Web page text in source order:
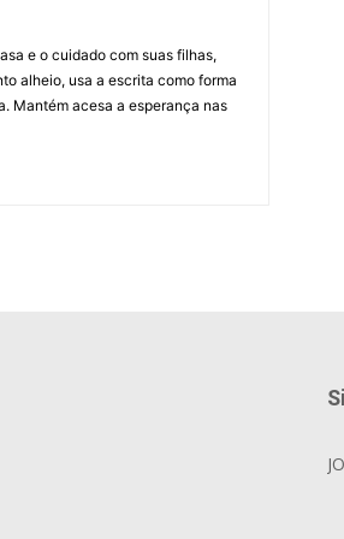
e o cuidado com suas filhas,
alheio, usa a escrita como forma
Mantém acesa a esperança nas